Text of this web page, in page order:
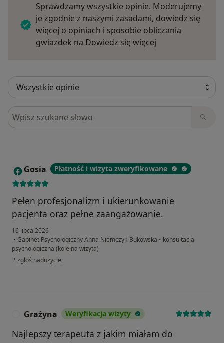
Sprawdzamy wszystkie opinie. Moderujemy
je zgodnie z naszymi zasadami, dowiedz się
więcej o opiniach i sposobie obliczania
gwiazdek na Dowiedz się więcej
Szukaj w opiniach
G Gosia Płatność i wizyta zweryfikowane
Pełen profesjonalizm i ukierunkowanie
pacjenta oraz pełne zaangażowanie.
16 lipca 2026
• Gabinet Psychologiczny Anna Niemczyk-Bukowska • konsultacja
psychologiczna (kolejna wizyta)
• w opinii użytkownika Gosia
zgłoś nadużycie
Grażyna Weryfikacja wizyty
Najlepszy terapeuta z jakim miałam do